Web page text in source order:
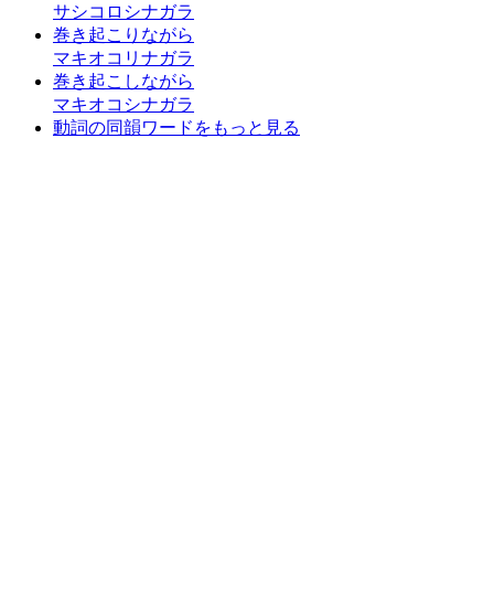
サシコロシナガラ
巻き起こりながら
マキオコリナガラ
巻き起こしながら
マキオコシナガラ
動詞の同韻ワードをもっと見る